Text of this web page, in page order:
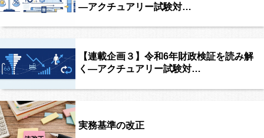
―アクチュアリー試験対…
【連載企画３】令和6年財政検証を読み解
く―アクチュアリー試験対…
実務基準の改正